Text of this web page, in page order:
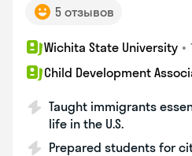
5 отзывов
Wichita State University •
Child Development
Taught immigrants
life in the U.S.
Prepared students for